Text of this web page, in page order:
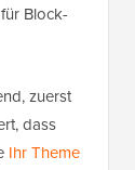
Block-
zuerst
dass
Ihr Theme